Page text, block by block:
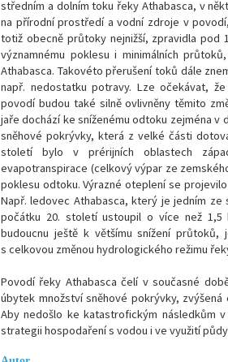
středním a dolním toku řeky Athabasca, v
na přírodní prostředí a vodní zdroje v
totiž obecně průtoky nejnižší, zpravidla
významnému poklesu i minimálních
Athabasca. Takovéto přerušení toků dále
např. nedostatku potravy. Lze očekávat,
povodí budou také silně ovlivněny těmito
jaře dochází ke sníženému odtoku zejména v
sněhové pokrývky, která z velké části
století bylo v prérijních oblastech
evapotranspirace (celkový výpar ze
poklesu odtoku. Výrazné oteplení se
Např. ledovec Athabasca, který je jedním
počátku 20. století ustoupil o více než
budoucnu ještě k většímu snížení
s celkovou změnou hydrologického režimu
Povodí řeky Athabasca čelí v současné
úbytek množství sněhové pokrývky,
Aby nedošlo ke katastrofickým následkům
strategii hospodaření s vodou i ve využití